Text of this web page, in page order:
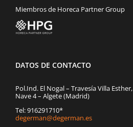
Miembros de Horeca Partner Group
DATOS DE CONTACTO
Pol.Ind. El Nogal – Travesía Villa Esther,
Nave 4 – Algete (Madrid)
Tel: 916291710*
degerman@degerman.es